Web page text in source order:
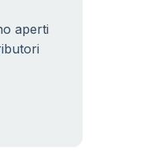
aperti